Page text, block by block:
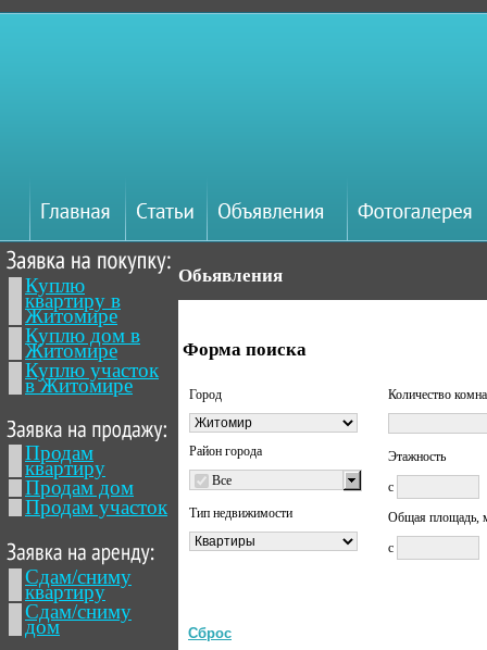
Куплю
квартиру в
Житомире
Куплю дом в
Житомире
Куплю участок
в Житомире
Продам
квартиру
Продам дом
Продам участок
Сдам/сниму
квартиру
Сдам/сниму
дом
Обьявления
Форма поиска
Город
Район города
Все
Тип недвижимости
Количество
Этажность
с
Общая площадь,
с